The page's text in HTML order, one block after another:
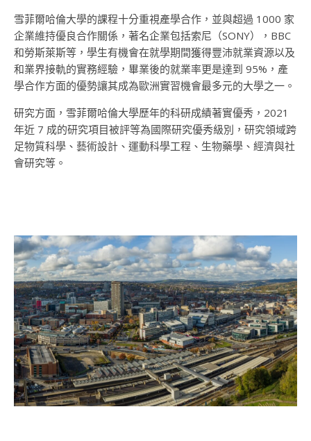
雪菲爾哈倫大學的課程十分重視產學合作，並與超過 1000 家
企業維持優良合作關係，著名企業包括索尼（SONY）， BBC
和勞斯萊斯等，學生有機會在就學期間獲得豐沛就業資源以及
和業界接軌的實務經驗，畢業後的就業率更是達到 95% ，產
學合作方面的優勢讓其成為歐洲實習機會最多元的大學之一。
研究方面，雪菲爾哈倫大學歷年的科研成績著實優秀， 2021
年近 7 成的研究項目被評等為國際研究優秀級別，研究領域跨
足物質科學、藝術設計、運動科學工程、生物藥學、經濟與社
會研究等。